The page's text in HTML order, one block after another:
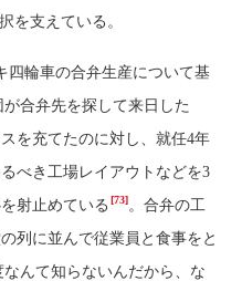
を支えている。
四輪車の合弁生産について基
合弁先を探して来日した
を充てたのに対し、就任4年
べき工場レイアウトなどを3
射止めている [73]。合弁の工
列に並んで従業員と食事をと
んて知らないんだから、な